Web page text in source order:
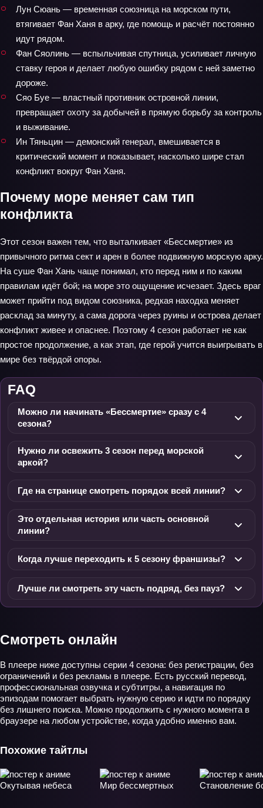
Лун Сюань — временная союзница на морском пути,
втягивает Фан Ханя в арку, где помощь и расчёт постоянно
идут рядом.
Фан Сяолинь — вспыльчивая спутница, усиливает личную
ставку героя и делает любую ошибку рядом с ней заметно
дороже.
Сяо Буе — властный противник островной линии,
превращает охоту за добычей в прямую борьбу за контроль
и выживание.
Ин Тяньцин — демонский генерал, вмешивается в
критический момент и показывает, насколько шире стал
конфликт вокруг Фан Ханя.
Почему море меняет сам тип
конфликта
Этот сезон важен тем, что выталкивает «Бессмертие» из
привычного ритма сект и арен в более подвижную морскую арку.
На суше Фан Хань чаще понимал, кто перед ним и по каким
правилам идёт бой; на море это ощущение исчезает. Здесь враг
может прийти под видом союзника, редкая находка меняет
расклад за минуту, а сама дорога через руины и острова делает
конфликт живее и опаснее. Поэтому 4 сезон работает не как
простое продолжение, а как этап, где герой учится выигрывать в
мире без твёрдой опоры.
FAQ
Можно ли начинать «Бессмертие» сразу с 4
сезона?
Нужно ли освежить 3 сезон перед морской
аркой?
Где на странице смотреть порядок всей линии?
Это отдельная история или часть основной
линии?
Когда лучше переходить к 5 сезону франшизы?
Лучше ли смотреть эту часть подряд, без пауз?
Смотреть онлайн
В плеере ниже доступны серии 4 сезона: без регистрации, без
ограничений и без рекламы в плеере. Есть русский перевод,
профессиональная озвучка и субтитры, а навигация по
эпизодам помогает выбрать нужную серию и идти по порядку
без лишнего поиска. Можно продолжить с нужного момента в
браузере на любом устройстве, когда удобно именно вам.
Похожие тайтлы